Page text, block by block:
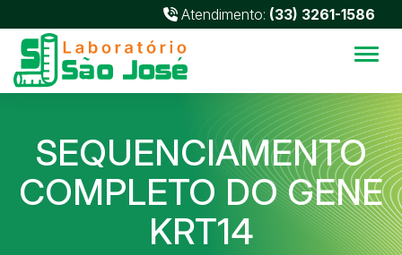
Atendimento: (33) 3261-1586
SEQUENCIAMENTO
COMPLETO DO GENE
KRT14